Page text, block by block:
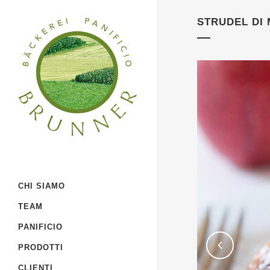
CHI SIAMO
TEAM
PANIFICIO
PRODOTTI
CLIENTI
STRUDEL DI